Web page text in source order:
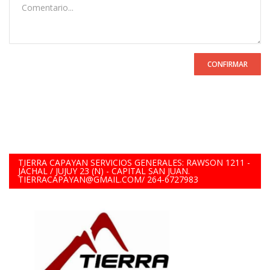
CONFIRMAR
TIERRA CAPAYAN SERVICIOS GENERALES: RAWSON 1211 -
JÁCHAL / JUJUY 23 (N) - CAPITAL SAN JUAN.
TIERRACAPAYAN@GMAIL.COM/ 264-6727983